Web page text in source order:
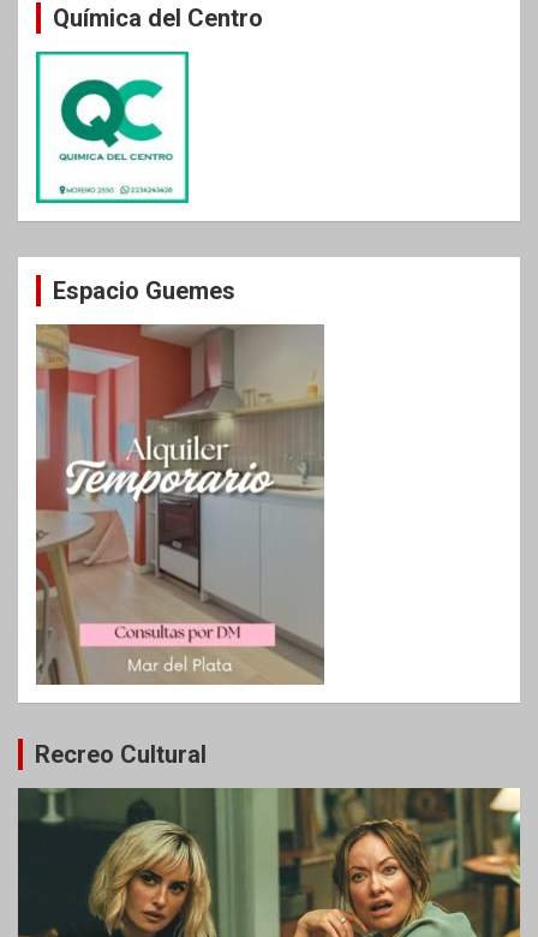
Química del Centro
Espacio Guemes
Recreo Cultural